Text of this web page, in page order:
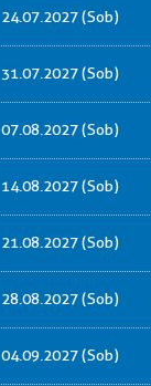
24.07.2027 (Sob)
31.07.2027 (Sob)
07.08.2027 (Sob)
14.08.2027 (Sob)
21.08.2027 (Sob)
28.08.2027 (Sob)
04.09.2027 (Sob)